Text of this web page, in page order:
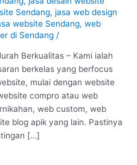
Sendang,jasa web design
website Sendang,web
di Sendang /
Berkualitas – Kami ialah
berkelas yang berfocus
mulai dengan website
compro atau web
web custom, web
blog apik yang lain. Pastinya
[…]